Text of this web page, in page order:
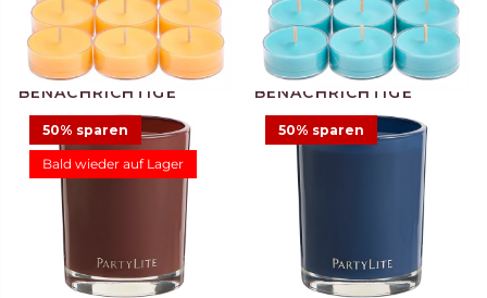
Duftteelichter Sun Orchid
Pineapple, 12 St.
Duftteelichter Salty
5,88 €
Angebot
50% sparen
Bald wieder auf Lager
50% sparen